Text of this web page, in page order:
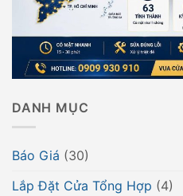
DANH MỤC
Báo Giá (30)
Lắp Đặt Cửa Tổng Hợp (4)